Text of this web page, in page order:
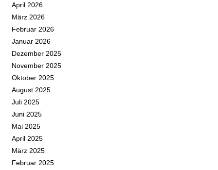
April 2026
März 2026
Februar 2026
Januar 2026
Dezember 2025
November 2025
Oktober 2025
August 2025
Juli 2025
Juni 2025
Mai 2025
April 2025
März 2025
Februar 2025